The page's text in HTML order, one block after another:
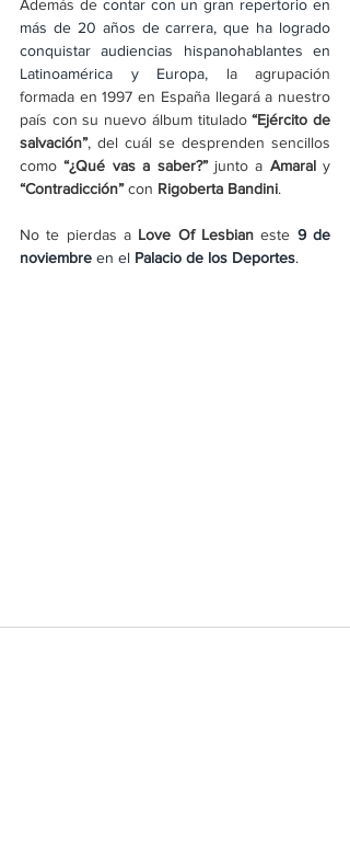
Además de contar con un gran repertorio en
más de 20 años de carrera, que ha logrado
conquistar audiencias hispanohablantes en
Latinoamérica y Europa, la agrupación
formada en 1997 en España llegará a nuestro
país con su nuevo álbum titulado “Ejército de
salvación”, del cuál se desprenden sencillos
como “¿Qué vas a saber?” junto a Amaral
“Contradicción” con Rigoberta Bandini.
No te pierdas a Love Of Lesbian este 9 de
noviembre en el Palacio de los Deportes.